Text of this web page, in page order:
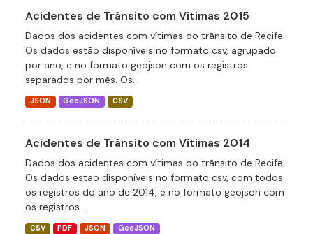
Acidentes de Trânsito com Vítimas 2015
Dados dos acidentes com vítimas do trânsito de Recife.
Os dados estão disponíveis no formato csv, agrupado
por ano, e no formato geojson com os registros
separados por mês. Os...
JSON GeoJSON CSV
Acidentes de Trânsito com Vítimas 2014
Dados dos acidentes com vítimas do trânsito de Recife.
Os dados estão disponíveis no formato csv, com todos
os registros do ano de 2014, e no formato geojson com
os registros...
CSV PDF JSON GeoJSON